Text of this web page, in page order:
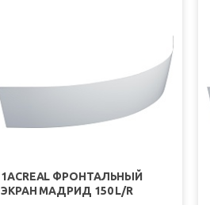
1ACREAL ФРОНТАЛЬНЫЙ
ЭКРАН МАДРИД 150 L/R